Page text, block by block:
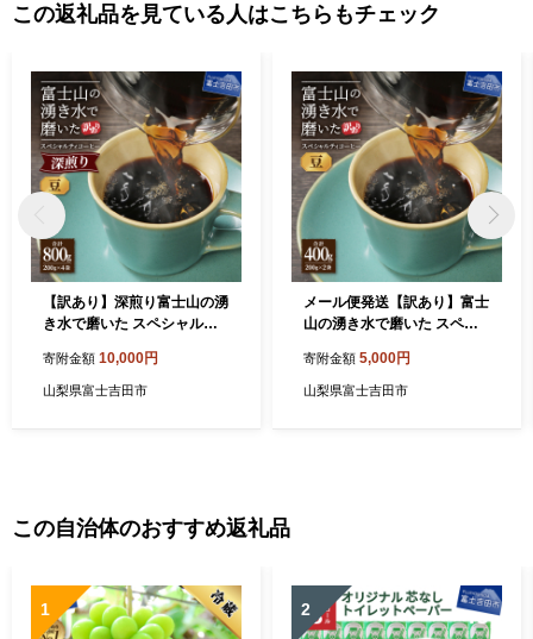
この返礼品を見ている人はこちらもチェック
【訳あり】深煎り富士山の湧
き水で磨いた スペシャルテ
寄附金額 10,000円
山梨県富士吉田市
メール便発送【訳あり】富士
山の湧き水で磨いた スペシ
00g
寄附金額 5,000円
山梨県富士吉田市
この自治体のおすすめ返礼品
1 2